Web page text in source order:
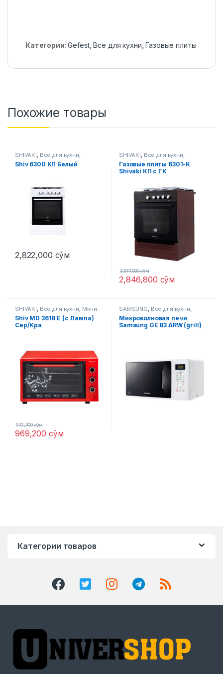
Категории:Gefest,Все для кухни ,Газовые плиты
Похожие товары
SHIVAKI, Все для кухни,
Газовые плиты
Shiv 6300 КП Белый
2,822,000 сўм
SHIVAKI, Все для кухни,
Газовые плиты
Газовые плиты 6301-K
Shivaki КП с ГК
2,846,800 сўм
3,377,000сўм
SHIVAKI, Все для кухни, Мини-
печи
Shiv MD 3618 E (с Лампа)
Сер/Kра
969,200 сўм
972,300сўм
SAMSUNG, Все для кухни,
Микроволновые печи
Микроволновая печи
Samsung GE 83 ARW (grill)
Категории товаров